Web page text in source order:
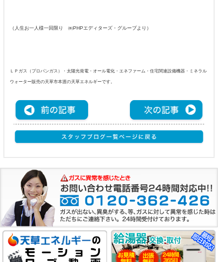
（人生お一人様一回限り ㈱PHPエディターズ・グループより）
ＬＰガス（プロパンガス）・太陽光発電・オール電化・エネファーム・住宅関連設備機器・ミネラル
ウォーター販売の天草市本渡の天草エネルギーです。